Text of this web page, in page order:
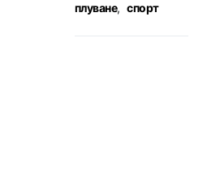
плуване, спорт